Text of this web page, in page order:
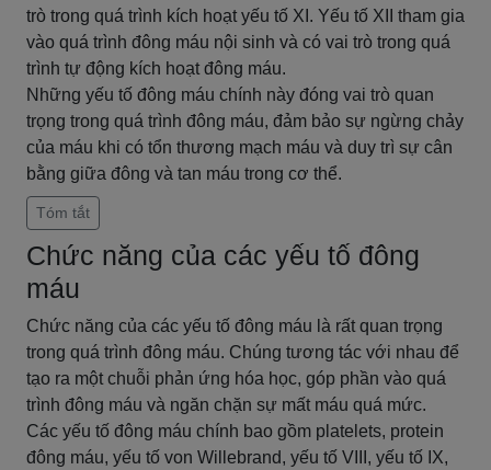
trò trong quá trình kích hoạt yếu tố XI. Yếu tố XII tham gia
vào quá trình đông máu nội sinh và có vai trò trong quá
trình tự động kích hoạt đông máu.
Những yếu tố đông máu chính này đóng vai trò quan
trọng trong quá trình đông máu, đảm bảo sự ngừng chảy
của máu khi có tổn thương mạch máu và duy trì sự cân
bằng giữa đông và tan máu trong cơ thể.
Tóm tắt
Chức năng của các yếu tố đông
máu
Chức năng của các yếu tố đông máu là rất quan trọng
trong quá trình đông máu. Chúng tương tác với nhau để
tạo ra một chuỗi phản ứng hóa học, góp phần vào quá
trình đông máu và ngăn chặn sự mất máu quá mức.
Các yếu tố đông máu chính bao gồm platelets, protein
đông máu, yếu tố von Willebrand, yếu tố VIII, yếu tố IX,